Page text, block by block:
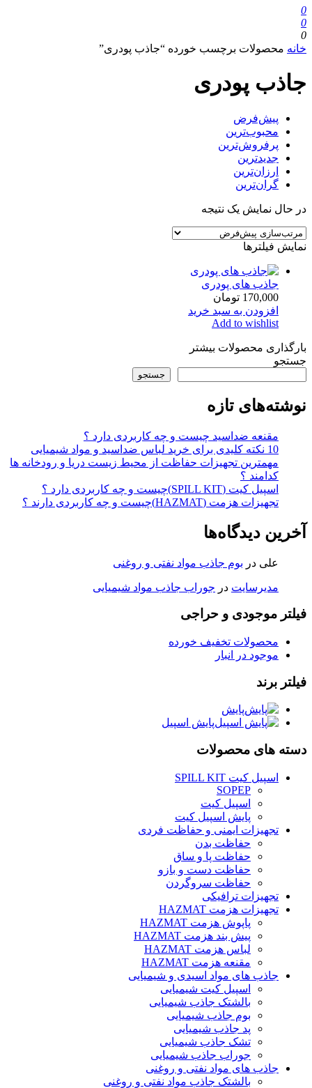
0
0
0
خانه محصولات برچسب خورده “جاذب پودری”
جاذب پودری
پیش‌فرض
محبوب‌ترین
پرفروش‌ترین
جدیدترین
ارزان‌ترین
گران‌ترین
در حال نمایش یک نتیجه
نمایش فیلترها
جاذب های پودری
170,000 تومان
افزودن به سبد خرید
Add to wishlist
بارگذاری محصولات بیشتر
جستجو
جستجو
نوشته‌های تازه
مقنعه ضداسید چیست و چه کاربردی دارد ؟
10 نکته کلیدی برای خرید لباس ضداسید و مواد شیمیایی
مهمترین تجهیزات حفاظت از محیط زیست دریا و رودخانه ها
کدامند ؟
اسپیل کیت (SPILL KIT)چیست و چه کاربردی دارد ؟
تجهیزات هزمت (HAZMAT)چیست و چه کاربردی دارند ؟
آخرین دیدگاه‌ها
علی در بوم جاذب مواد نفتی و روغنی
مدیرسایت در جوراب جاذب مواد شیمیایی
فیلتر موجودی و حراجی
محصولات تخفیف خورده
موجود در انبار
فیلتر برند
پایش
پایش اسپیل
دسته های محصولات
اسپیل کیت SPILL KIT
SOPEP
اسپیل کیت
پایش اسپیل کیت
تجهیزات ایمنی و حفاظت فردی
حفاظت بدن
حفاظت پا و ساق
حفاظت دست و بازو
حفاظت سروگردن
تجهیزات ترافیکی
تجهیزات هزمت HAZMAT
پاپوش هزمت HAZMAT
پیش بند هزمت HAZMAT
لباس هزمت HAZMAT
مقنعه هزمت HAZMAT
جاذب های مواد اسیدی و شیمیایی
اسپیل کیت شیمیایی
بالشتک جاذب شیمیایی
بوم جاذب شیمیایی
پد جاذب شیمیایی
تشک جاذب شیمیایی
جوراب جاذب شیمیایی
جاذب های مواد نفتی و روغنی
بالشتک جاذب مواد نفتی و روغنی